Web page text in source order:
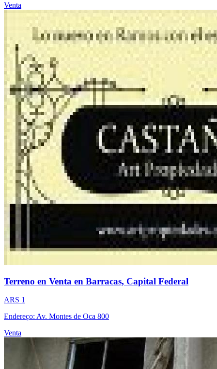
Venta
Terreno en Venta en Barracas, Capital Federal
ARS 1
Endereço: Av. Montes de Oca 800
Venta